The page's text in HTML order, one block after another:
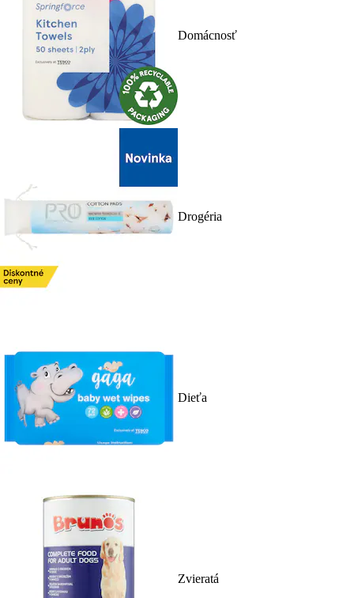
Domácnosť
Drogéria
Dieťa
Zvieratá